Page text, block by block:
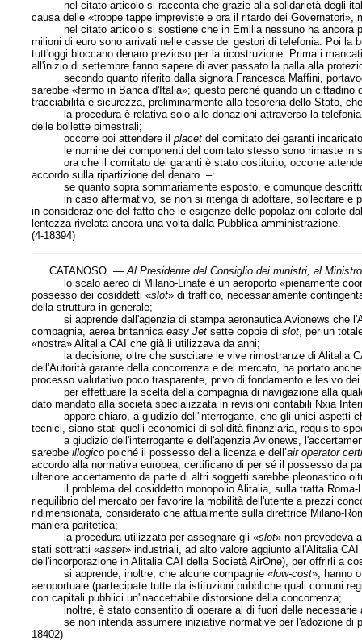
nel citato articolo si racconta che grazie alla solidarietà degli
causa delle «troppe tappe impreviste e ora il ritardo dei
nel citato articolo si sostiene che in Emilia nessuno ha ancora
milioni di euro sono arrivati nelle casse dei gestori di telefonia. Poi la
tutt'oggi bloccano denaro prezioso per la ricostruzione. Prima i
all'inizio di settembre fanno sapere di aver passato la palla alla
secondo quanto riferito dalla signora Francesca Maffini,
sarebbe «fermo in Banca d'Italia»; questo perché quando un
tracciabilità e sicurezza, preliminarmente alla tesoreria dello Stato,
la procedura è relativa solo alle donazioni attraverso la telefonia
delle bollette bimestrali;
occorre poi attendere ilplacet del comitato dei garanti
le nomine dei componenti del comitato stesso sono rimaste in
ora che il comitato dei garanti è stato costituito, occorre
accordo sulla ripartizione del denaro –:
se quanto sopra sommariamente esposto, e comunque
in caso affermativo, se non si ritenga di adottare, sollecitare e
in considerazione del fatto che le esigenze delle popolazioni colpite
lentezza rivelata ancora una volta dalla Pubblica amministrazione.
(4-18394)
CATANOSO. —Al Presidente del Consiglio dei ministri, al
lo scalo aereo di Milano-Linate è un aeroporto «pienamente
possesso dei cosiddetti «slot» di traffico, necessariamente
della struttura in generale;
si apprende dall'agenzia di stampa aeronautica Avionews che
compagnia, aerea britannicaeasy Jet sette coppie dislot , per un
«nostra» Alitalia CAI che già li utilizzava da anni;
la decisione, oltre che suscitare le vive rimostranze di Alitalia
dell'Autorità garante della concorrenza e del mercato, ha portato
processo valutativo poco trasparente, privo di fondamento e lesivo
per effettuare la scelta della compagnia di navigazione alla
dato mandato alla società specializzata in revisioni contabili Nxia
appare chiaro, a giudizio dell'interrogante, che gli unici aspetti
tecnici, siano stati quelli economici di solidità finanziaria, requisito
a giudizio dell'interrogante e dell'agenzia Avionews,
sarebbeillogico poiché il possesso della licenza e dell’air operator
accordo alla normativa europea, certificano di per sé il possesso da
ulteriore accertamento da parte di altri soggetti sarebbe pleonastico
il problema del cosiddetto monopolio Alitalia, sulla tratta Roma-
riequilibrio del mercato per favorire la mobilità dell'utente a prezzi
ridimensionata, considerato che attualmente sulla direttrice Milano-
maniera paritetica;
la procedura utilizzata per assegnare gli «slot» non prevedeva
stati sottratti «asset» industriali, ad alto valore aggiunto all'Alitalia
dell'incorporazione in Alitalia CAI della Società AirOne), per offrirli a
si apprende, inoltre, che alcune compagnie «low-cost», hanno
aeroportuale (partecipate tutte da istituzioni pubbliche quali comuni
con capitali pubblici un'inaccettabile distorsione della concorrenza;
inoltre, è stato consentito di operare al di fuori delle necessarie
se non intenda assumere iniziative normative per l'adozione di
18402)